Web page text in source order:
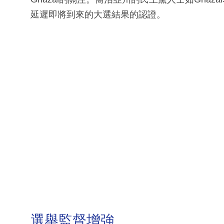
延遲即將到來的大選結果的認證。
選舉監督增強